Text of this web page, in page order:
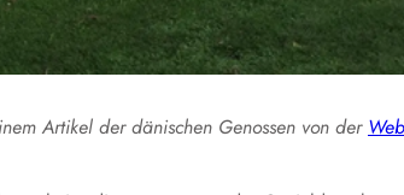
Artikel der dänischen Genossen von der